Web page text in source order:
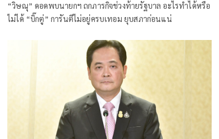
“วิษณุ” ดอดพบนายกฯ ถกภารกิจช่วงท้ายรัฐบาล อะไรทำได้หรือ
ไม่ได้ “บิ๊กตู่” การันตีไม่อยู่ครบเทอม ยุบสภาก่อนแน่